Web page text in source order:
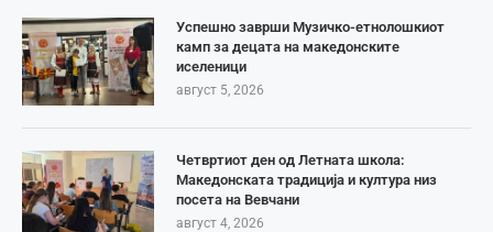
Успешно заврши Музичко-етнолошкиот
камп за децата на македонските
иселеници
август 5, 2026
Четвртиот ден од Летната школа:
Македонската традиција и култура низ
посета на Вевчани
август 4, 2026